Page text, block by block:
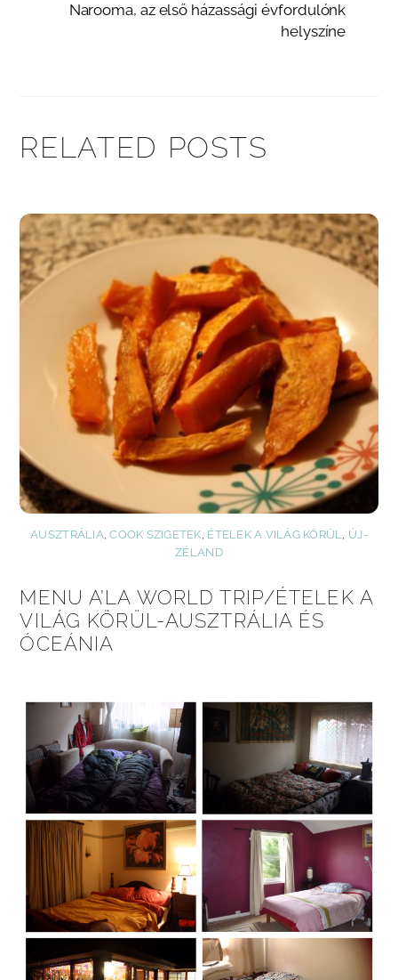
Narooma, az első házassági évfordulónk
helyszíne
RELATED POSTS
AUSZTRÁLIA,COOK SZIGETEK, ÉTELEK A VILÁG KÖRÜL, ÚJ-
ZÉLAND
MENU A’LA WORLD TRIP/ÉTELEK A
VILÁG KÖRÜL-AUSZTRÁLIA ÉS
ÓCEÁNIA